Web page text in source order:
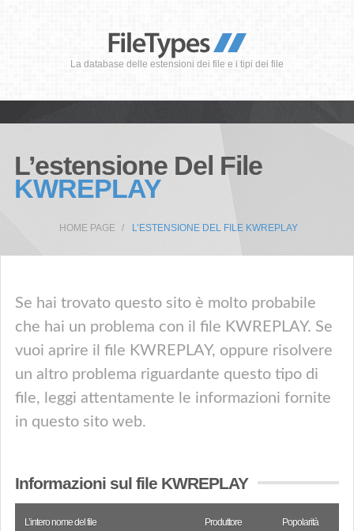
La database delle estensioni dei file e i tipi dei file
L’estensione Del File
KWREPLAY
HOME PAGE L’ESTENSIONE DEL FILE KWREPLAY
Se hai trovato questo sito è molto probabile
che hai un problema con il file KWREPLAY. Se
vuoi aprire il file KWREPLAY, oppure risolvere
un altro problema riguardante questo tipo di
file, leggi attentamente le informazioni fornite
in questo sito web.
Informazioni sul file KWREPLAY
L’intero nome del file Produttore Popolarità